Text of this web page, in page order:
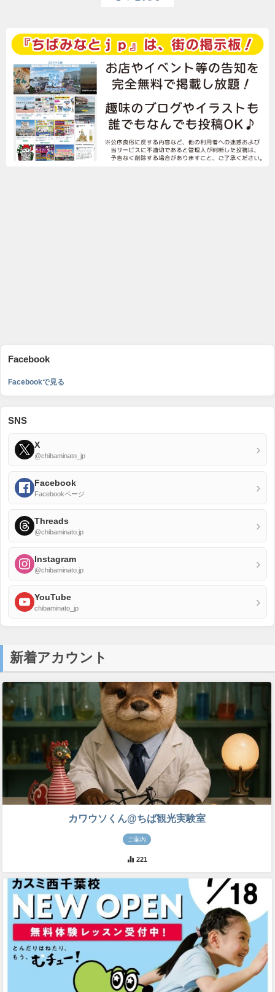
Facebook
Facebookで見る
SNS
X
@chibaminato_jp ›
Facebook
Facebookページ ›
Threads
@chibaminato.jp ›
Instagram
@chibaminato.jp ›
YouTube
chibaminato_jp ›
新着アカウント
カワウソくん@ちば観光実験室
ご案内
221